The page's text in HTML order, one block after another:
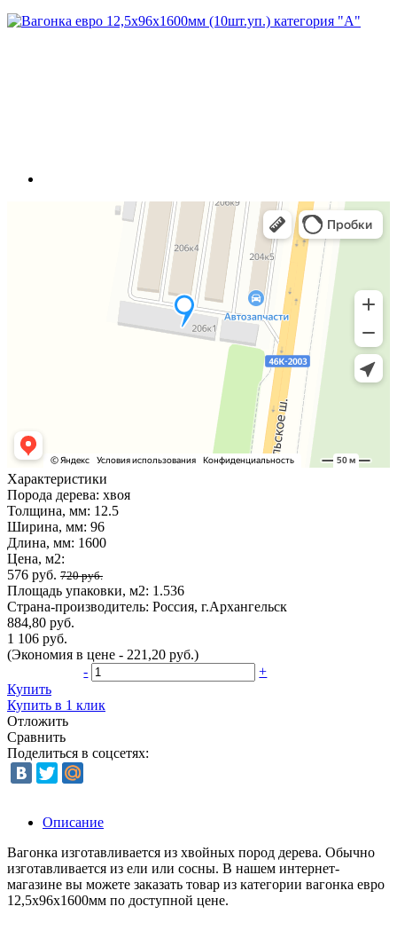
Характеристики
Порода дерева: хвоя
Толщина, мм: 12.5
Ширина, мм: 96
Длина, мм: 1600
Цена, м2:
576 руб. 720 руб.
Площадь упаковки, м2: 1.536
Страна-производитель: Россия, г.Архангельск
884,80 руб.
1 106 руб.
(Экономия в цене - 221,20 руб.)
-
+
Купить
Купить в 1 клик
Отложить
Сравнить
Поделиться в соцсетях:
Описание
Вагонка изготавливается из хвойных пород дерева. Обычно
изготавливается из ели или сосны. В нашем интернет-
магазине вы можете заказать товар из категории вагонка евро
12,5х96х1600мм по доступной цене.